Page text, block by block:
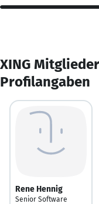
XING
Profilangaben
Rene Hennig
Senior Software